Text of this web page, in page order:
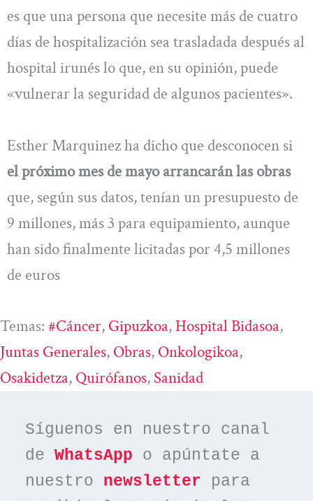
es que una persona que necesite más de cuatro
días de hospitalización sea trasladada después al
hospital irunés lo que, en su opinión, puede
«vulnerar la seguridad de algunos pacientes».
Esther Marquinez ha dicho que desconocen si
el próximo mes de mayo arrancarán las obras
que, según sus datos, tenían un presupuesto de
9 millones, más 3 para equipamiento, aunque
han sido finalmente licitadas por 4,5 millones
de euros
Temas: #cáncer, Gipuzkoa, Hospital Bidasoa
Juntas Generales, Obras, Onkologikoa
Osakidetza, Quirófanos, Sanidad
Síguenos en nuestro canal
de WhatsApp o apúntate a
nuestro newsletter para